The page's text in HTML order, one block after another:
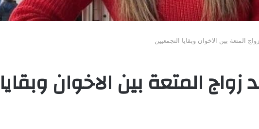
المتعة بين الاخوان وبقايا التجمعيين
زواج المتعة بين الاخوان وبقايا